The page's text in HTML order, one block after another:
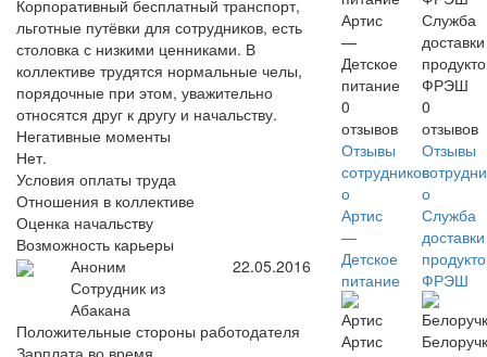
Корпоративный бесплатный транспорт,
льготные путёвки для сотрудников, есть
столовка с низкими ценниками. В
коллективе трудятся нормальные челы,
порядочные при этом, уважительно
относятся друг к другу и начальству.
Негативные моменты
Нет.
Условия оплаты труда
Отношения в коллективе
Оценка начальству
Возможность карьеры
Аноним
Сотрудник из
Абакана
22.05.2016
Положительные стороны работодателя
Зарплата во время.
Артис
—
Детское
питание
0
отзывов
Отзывы
сотрудников
о
Артис
—
Детское
питание
Служба
доставки
ФРЭШ
0
отзывов
Отзывы
о
Служба
доставки
ФРЭШ
Артис